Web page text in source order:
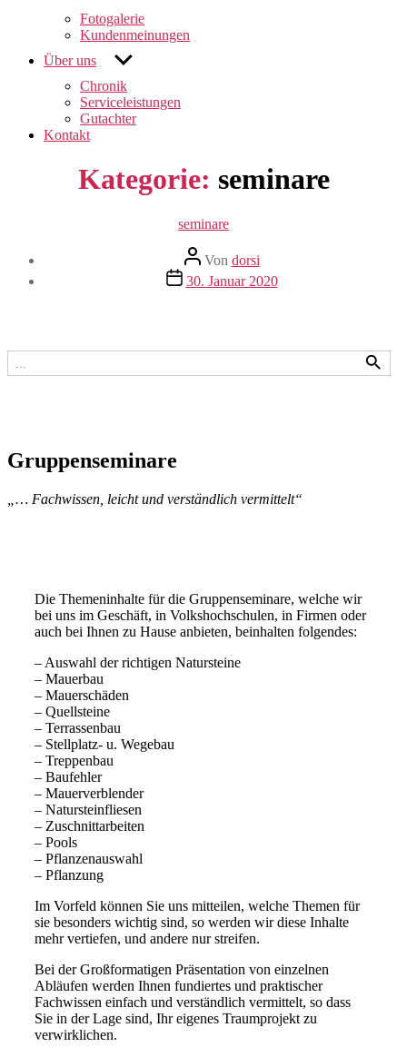
Fotogalerie
Kundenmeinungen
Über uns
untermenü
Chronik
Serviceleistungen
Gutachter
Kontakt
Kategorie: seminare
Kategorien
seminare
Beitragsautor
Von dorsi
Veröffentlichungsdatum
30. Januar 2020
Gruppenseminare
„… Fachwissen, leicht und verständlich vermittelt“
Die Themeninhalte für die Gruppenseminare, welche wir
bei uns im Geschäft, in Volkshochschulen, in Firmen oder
auch bei Ihnen zu Hause anbieten, beinhalten folgendes:
– Auswahl der richtigen Natursteine
– Mauerbau
– Mauerschäden
– Quellsteine
– Terrassenbau
– Stellplatz- u. Wegebau
– Treppenbau
– Baufehler
– Mauerverblender
– Natursteinfliesen
– Zuschnittarbeiten
– Pools
– Pflanzenauswahl
– Pflanzung
Im Vorfeld können Sie uns mitteilen, welche Themen für
sie besonders wichtig sind, so werden wir diese Inhalte
mehr vertiefen, und andere nur streifen.
Bei der Großformatigen Präsentation von einzelnen
Abläufen werden Ihnen fundiertes und praktischer
Fachwissen einfach und verständlich vermittelt, so dass
Sie in der Lage sind, Ihr eigenes Traumprojekt zu
verwirklichen.